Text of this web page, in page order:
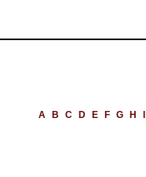
A B C D E F G H